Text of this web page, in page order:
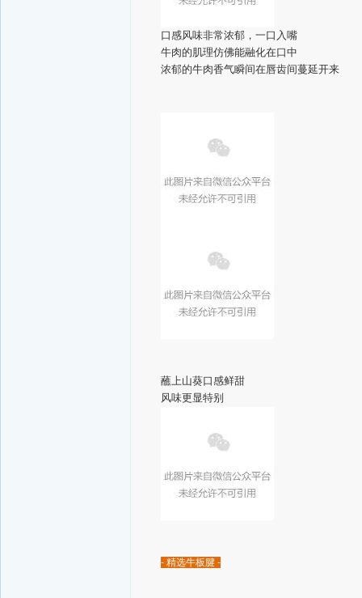
口感风味非常浓郁，一口入嘴
牛肉的肌理仿佛能融化在口中
浓郁的牛肉香气瞬间在唇齿间蔓延开来
蘸上山葵口感鲜甜
风味更显特别
- 精选牛板腱 -